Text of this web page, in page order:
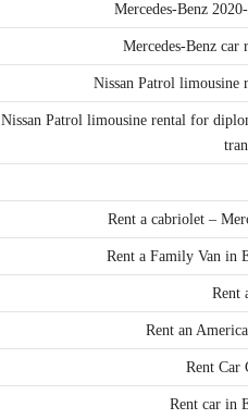
Mercedes-Benz
Mercedes-Benz car
Nissan Patrol limousine
Nissan Patrol limousine rental for
Rent a cabriolet –
Rent a Family Van in
Rent
Rent an
Rent Car
Rent car in